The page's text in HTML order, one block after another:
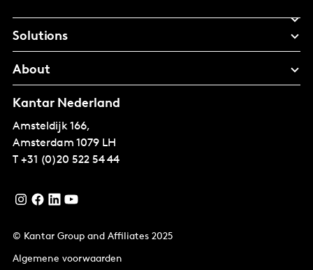
Solutions
About
Kantar Nederland
Amsteldijk 166,
Amsterdam 1079 LH
T +31 (0)20 522 54 44
© Kantar Group and Affiliates 2025
Algemene voorwaarden